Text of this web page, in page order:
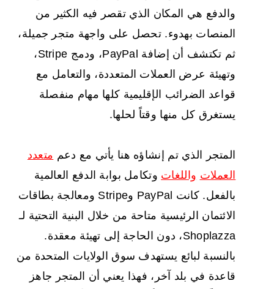
والدفع هي المكان الذي تقصر فيه الكثير من
المنصات بهدوء. تحصل على واجهة متجر جميلة،
ثم تكتشف أن إضافة PayPal، ودمج Stripe،
وتهيئة عرض العملات المتعددة، والتعامل مع
قواعد الضرائب الإقليمية كلها مهام منفصلة
يستغرق كل منها وقتاً لحلها.
المتجر الذي تم إنشاؤه هنا يأتي مع دعم متعدد
العملات واللغات وتكامل بوابة الدفع العالمية
بالفعل. كانت PayPal وStripe ومعالجة بطاقات
الائتمان الرئيسية متاحة من خلال البنية التحتية لـ
Shoplazza، دون الحاجة إلى تهيئة معقدة.
بالنسبة لبائع يستهدف سوق الولايات المتحدة من
قاعدة في بلد آخر، فهذا يعني أن المتجر جاهز